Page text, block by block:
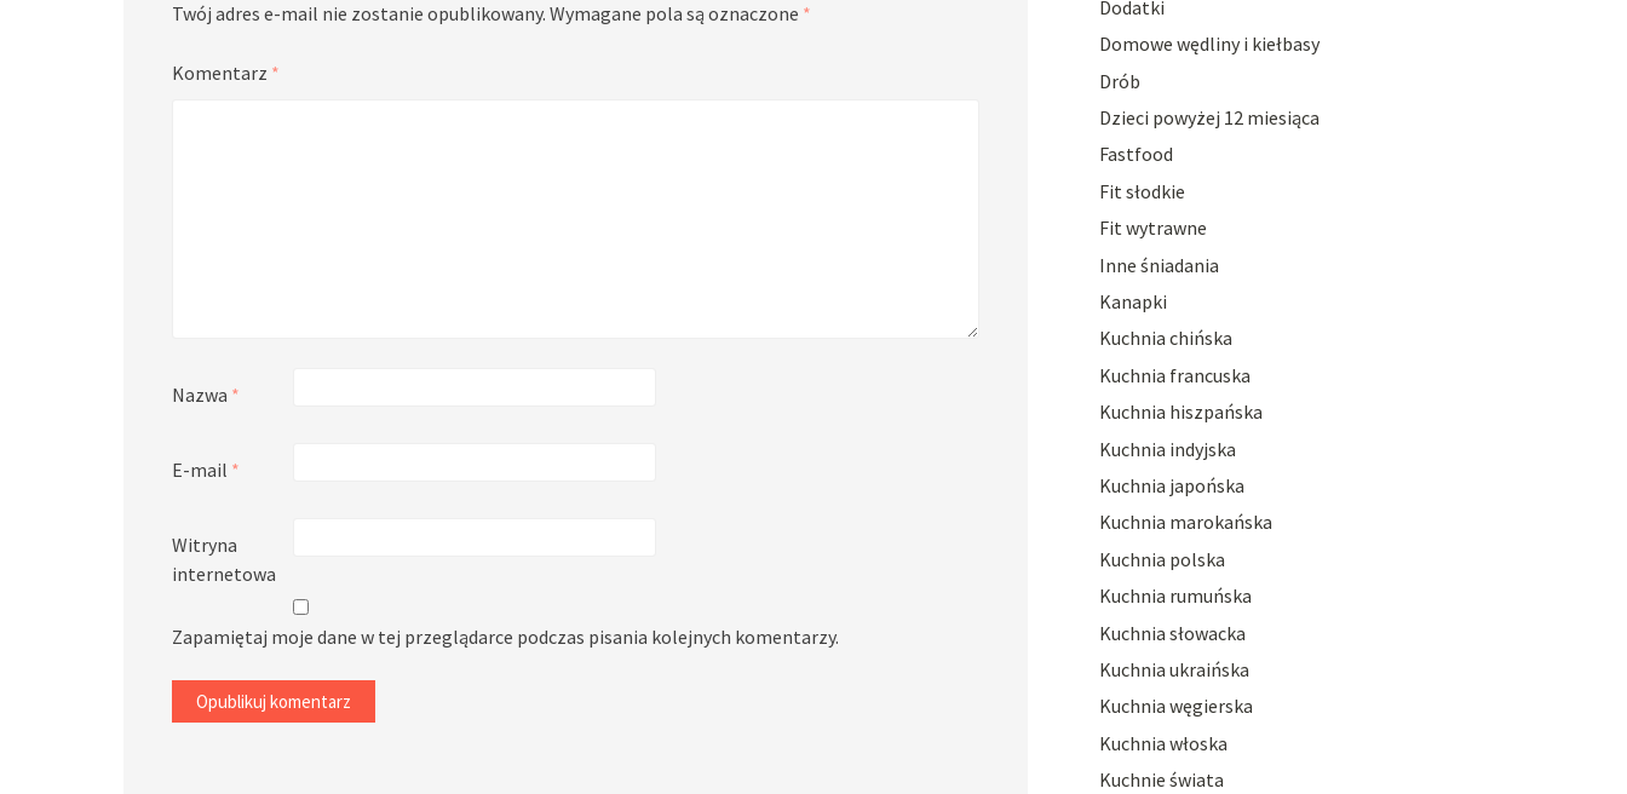
Twój adres e-mail nie zostanie opublikowany. Wymagane pola są oznaczone *
Komentarz *
Nazwa *
E-mail *
Witryna
internetowa
Zapamiętaj moje dane w tej przeglądarce podczas pisania kolejnych komentarzy.
Dodatki
Domowe wędliny i kiełbasy
Drób
Dzieci powyżej 12 miesiąca
Fastfood
Fit słodkie
Fit wytrawne
Inne śniadania
Kanapki
Kuchnia chińska
Kuchnia francuska
Kuchnia hiszpańska
Kuchnia indyjska
Kuchnia japońska
Kuchnia marokańska
Kuchnia polska
Kuchnia rumuńska
Kuchnia słowacka
Kuchnia ukraińska
Kuchnia węgierska
Kuchnia włoska
Kuchnie świata